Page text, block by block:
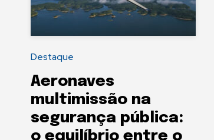
Destaque
Aeronaves
multimissão na
segurança pública:
o equilíbrio entre o